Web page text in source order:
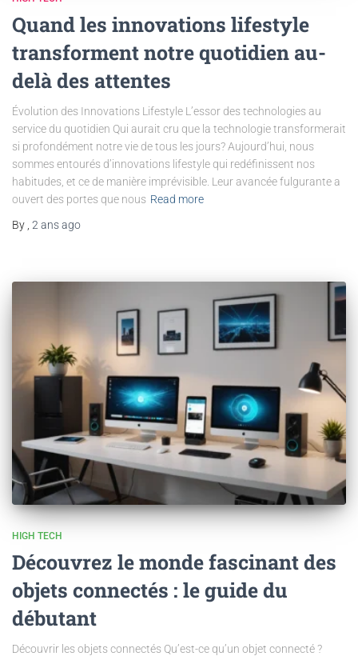
Quand les innovations lifestyle
transforment notre quotidien au-
delà des attentes
Évolution des Innovations Lifestyle L’essor des technologies au
service du quotidien Qui aurait cru que la technologie transformerait
si profondément notre vie de tous les jours? Aujourd’hui, nous
sommes entourés d’innovations lifestyle qui redéfinissent nos
habitudes, et ce de manière imprévisible. Leur avancée fulgurante a
ouvert des portes que nous Read more
By , 2 ansago
HIGH TECH
Découvrez le monde fascinant des
objets connectés : le guide du
débutant
Découvrir les objets connectés Qu’est-ce qu’un objet connecté ?